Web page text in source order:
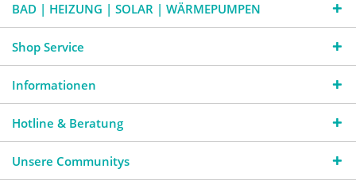
BAD | HEIZUNG | SOLAR | WÄRMEPUMPEN
Shop Service
Informationen
Hotline & Beratung
Unsere Communitys